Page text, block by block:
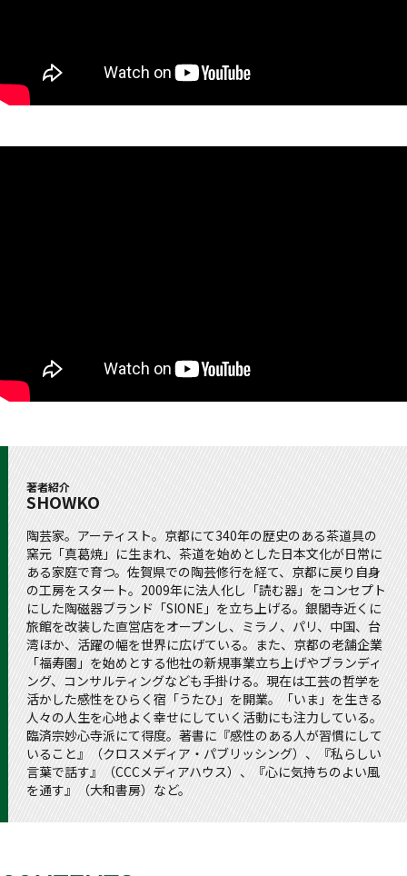
著者紹介
SHOWKO
陶芸家。アーティスト。京都にて340年の歴史のある茶道具の
窯元「真葛焼」に生まれ、茶道を始めとした日本文化が日常に
ある家庭で育つ。佐賀県での陶芸修行を経て、京都に戻り自身
の工房をスタート。2009年に法人化し「読む器」をコンセプト
にした陶磁器ブランド「SIONE」を立ち上げる。銀閣寺近くに
旅館を改装した直営店をオープンし、ミラノ、パリ、中国、台
湾ほか、活躍の幅を世界に広げている。また、京都の老舗企業
「福寿園」を始めとする他社の新規事業立ち上げやブランディ
ング、コンサルティングなども手掛ける。現在は工芸の哲学を
活かした感性をひらく宿「うたひ」を開業。「いま」を生きる
人々の人生を心地よく幸せにしていく活動にも注力している。
臨済宗妙心寺派にて得度。著書に『感性のある人が習慣にして
いること』（クロスメディア・パブリッシング）、『私らしい
言葉で話す』（CCCメディアハウス）、『心に気持ちのよい風
を通す』（大和書房）など。